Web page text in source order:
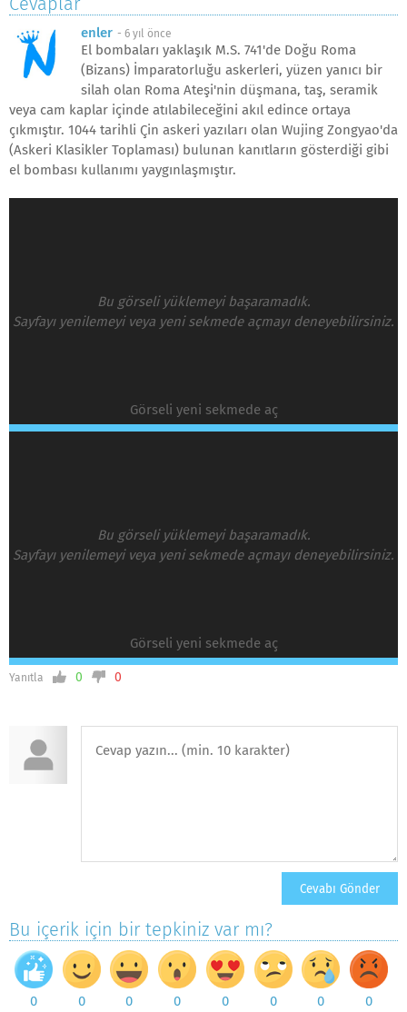
enler - 6 yıl önce
El bombaları yaklaşık M.S. 741'de Doğu Roma
(Bizans) İmparatorluğu askerleri, yüzen yanıcı bir
silah olan Roma Ateşi'nin düşmana, taş, seramik
veya cam kaplar içinde atılabileceğini akıl edince ortaya
çıkmıştır. 1044 tarihli Çin askeri yazıları olan Wujing Zongyao'da
(Askeri Klasikler Toplaması) bulunan kanıtların gösterdiği gibi
el bombası kullanımı yaygınlaşmıştır.
Bu görseli yüklemeyi başaramadık.
Sayfayı yenilemeyi veya yeni sekmede açmayı deneyebilirsiniz.
Görseli yeni sekmede aç
Bu görseli yüklemeyi başaramadık.
Sayfayı yenilemeyi veya yeni sekmede açmayı deneyebilirsiniz.
Görseli yeni sekmede aç
Yanıtla 0 0
Bu içerik için bir tepkiniz var mı?
0 0 0 0 0 0 0 0